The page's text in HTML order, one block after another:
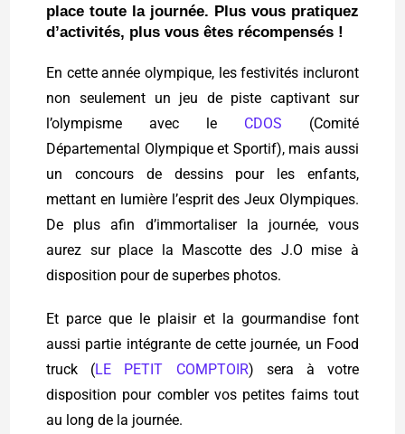
place toute la journée. Plus vous pratiquez
d’activités, plus vous êtes récompensés !
En cette année olympique, les festivités incluront
non seulement un jeu de piste captivant sur
l’olympisme avec le CDOS (Comité
Départemental Olympique et Sportif), mais aussi
un concours de dessins pour les enfants,
mettant en lumière l’esprit des Jeux Olympiques.
De plus afin d’immortaliser la journée, vous
aurez sur place la Mascotte des J.O mise à
disposition pour de superbes photos.
Et parce que le plaisir et la gourmandise font
aussi partie intégrante de cette journée, un Food
truck (LE PETIT COMPTOIR) sera à votre
disposition pour combler vos petites faims tout
au long de la journée.